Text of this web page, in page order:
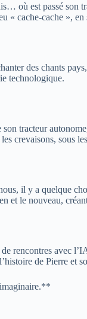
où est passé
cache-cache »,
des chants
technologique.
tracteur
crevaisons, sous
il y a quelque
et le nouveau,
rencontres avec
de Pierre et